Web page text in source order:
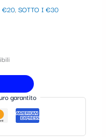
€20, SOTTO I €30
garantito